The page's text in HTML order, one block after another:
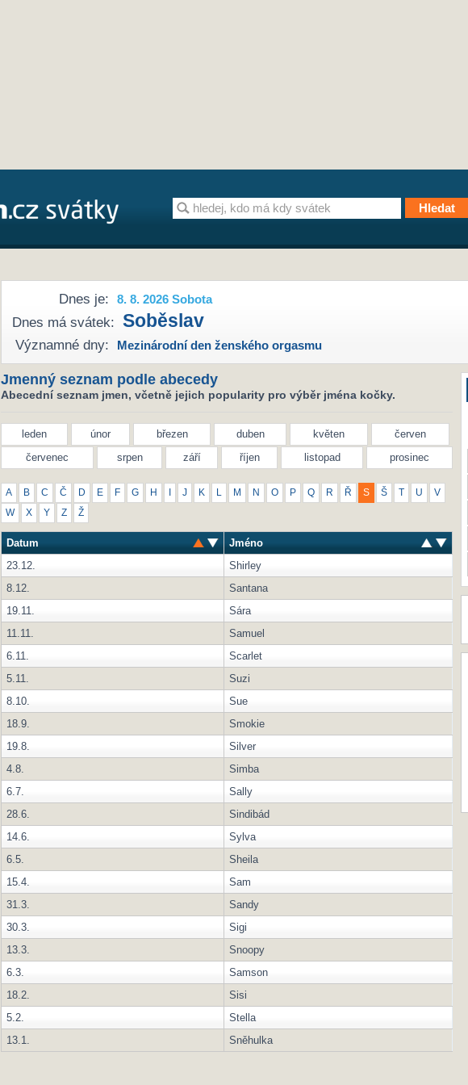
Dnes je: 8. 8. 2026 Sobota
Dnes má svátek: Soběslav
Významné dny: Mezinárodní den ženského orgasmu
Jmenný seznam podle abecedy
Abecední seznam jmen, včetně jejich popularity pro výběr jména kočky.
leden únor březen duben květen
červen
červenec
srpen září říjen listopad prosinec
A B C Č D E F G H J K M N O P Q R Ř S Š T U V
W X Y Z Ž
Datum
Jméno
23.12.
Shirley
8.12.
Santana
19.11.
Sára
11.11.
Samuel
6.11.
Scarlet
5.11.
Suzi
8.10.
Sue
18.9.
Smokie
19.8.
Silver
4.8.
Simba
6.7.
Sally
28.6.
Sindibád
14.6.
Sylva
6.5.
Sheila
15.4.
Sam
31.3.
Sandy
30.3.
Sigi
13.3.
Snoopy
6.3.
Samson
18.2.
Sisi
5.2.
Stella
13.1.
Sněhulka